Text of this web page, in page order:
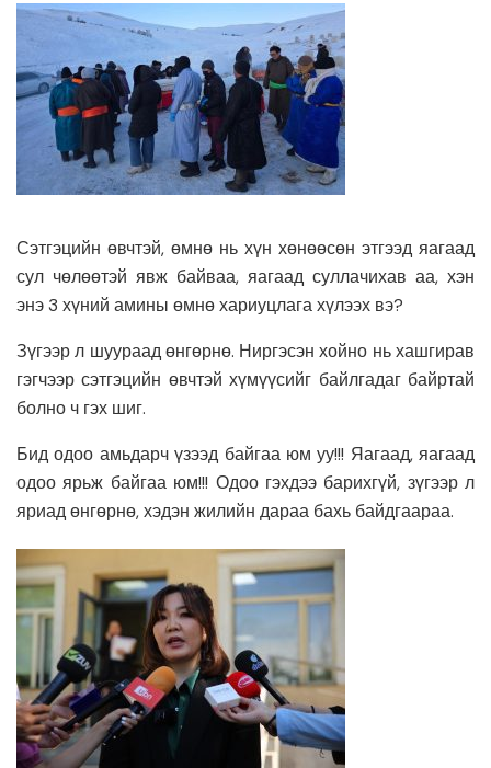
Сэтгэцийн өвчтэй, өмнө нь хүн хөнөөсөн этгээд яагаад
сул чөлөөтэй явж байваа, яагаад суллачихав аа, хэн
энэ 3 хүний амины өмнө хариуцлага хүлээх вэ?
Зүгээр л шуураад өнгөрнө. Ниргэсэн хойно нь хашгирав
гэгчээр сэтгэцийн өвчтэй хүмүүсийг байлгадаг байртай
болно ч гэх шиг.
Бид одоо амьдарч үзээд байгаа юм уу!!! Яагаад, яагаад
одоо ярьж байгаа юм!!! Одоо гэхдээ барихгүй, зүгээр л
яриад өнгөрнө, хэдэн жилийн дараа бахь байдгаараа.